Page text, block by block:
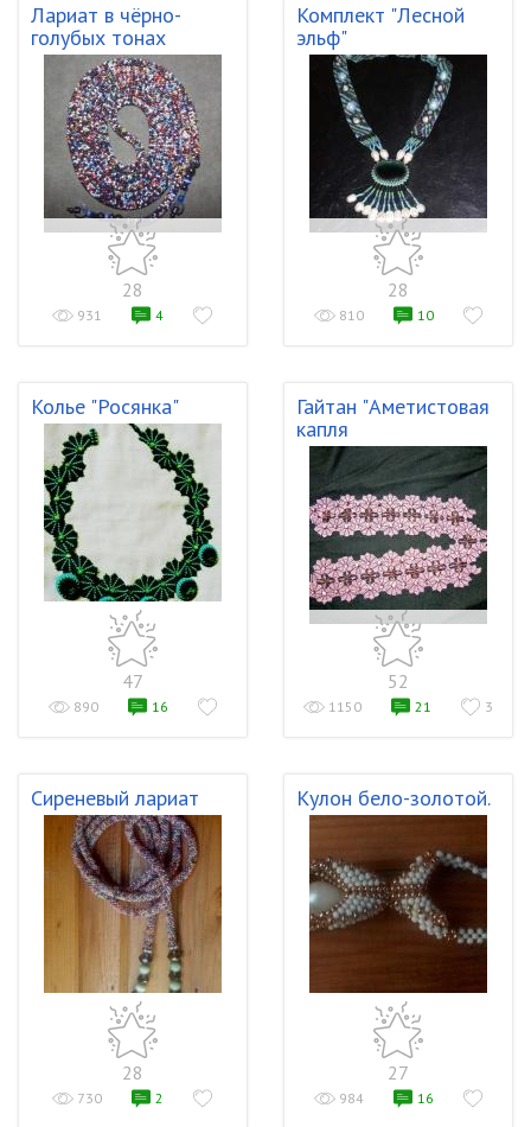
Лариат в чёрно-
голубых тонах
28
931 4
Комплект "Лесной
эльф"
28
810 10
Колье "Росянка"
47
890 16
Гайтан "Аметистовая
капля
52
1150 21 3
Сиреневый лариат
28
730 2
Кулон бело-золотой.
27
984 16